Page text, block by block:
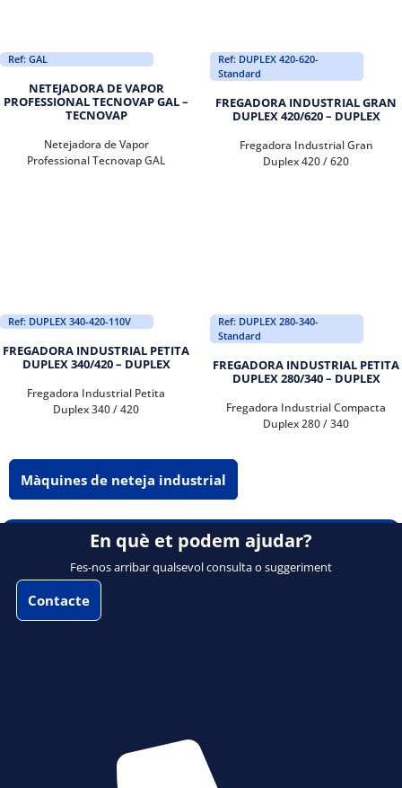
Ref: GAL
NETEJADORA DE VAPOR
PROFESSIONAL TECNOVAP GAL –
TECNOVAP
Netejadora de Vapor
Professional Tecnovap GAL
Ref: DUPLEX 420-620-
Standard
FREGADORA INDUSTRIAL GRAN
DUPLEX 420/620 – DUPLEX
Fregadora Industrial Gran
Duplex 420 / 620
Ref: DUPLEX 340-420-110V
FREGADORA INDUSTRIAL PETITA
DUPLEX 340/420 – DUPLEX
Fregadora Industrial Petita
Duplex 340 / 420
Ref: DUPLEX 280-340-
Standard
FREGADORA INDUSTRIAL PETITA
DUPLEX 280/340 – DUPLEX
Fregadora Industrial Compacta
Duplex 280 / 340
Màquines de neteja industrial
En què et podem ajudar?
Fes-nos arribar qualsevol consulta o suggeriment
Contacte